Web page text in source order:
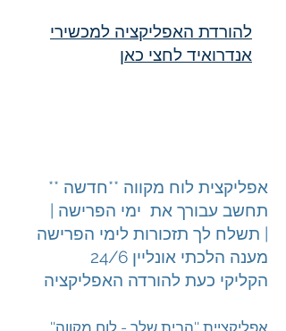
להורדת האפליקציה למכשירי
אנדרואיד לחצי כאן
אפליקצית לוח מקווה **חדשה **
תחשב עבורך את ימי הפרישה |
תשלח לך תזכורות לימי הפרישה |
מענה הלכתי אונליין 24/6
הקליקי כעת להורדה האפליקציה
''אפליקציית ''הבית שלך - לוח מקווה